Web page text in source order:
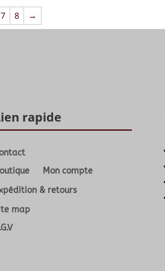
7 8 →
rapide
Mon compte
& retours
map